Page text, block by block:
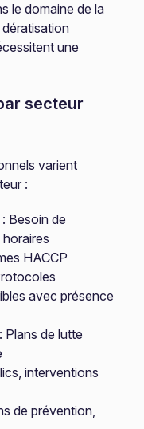
le domaine de la
une
secteur
varient
:
: Besoin de
HACCP
avec présence
: Plans de lutte
interventions
de prévention,